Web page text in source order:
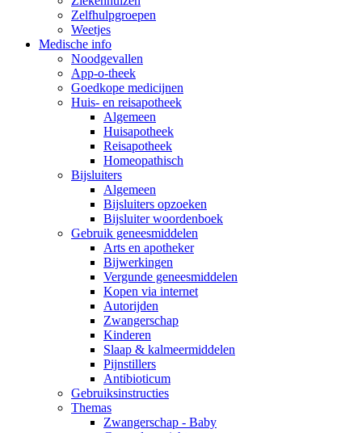
Zelfhulpgroepen
Weetjes
Medische info
Noodgevallen
App-o-theek
Goedkope medicijnen
Huis- en reisapotheek
Algemeen
Huisapotheek
Reisapotheek
Homeopathisch
Bijsluiters
Algemeen
Bijsluiters opzoeken
Bijsluiter woordenboek
Gebruik geneesmiddelen
Arts en apotheker
Bijwerkingen
Vergunde geneesmiddelen
Kopen via internet
Autorijden
Zwangerschap
Kinderen
Slaap & kalmeermiddelen
Pijnstillers
Antibioticum
Gebruiksinstructies
Themas
Zwangerschap - Baby